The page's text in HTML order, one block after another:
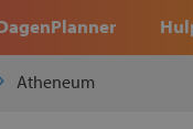
Atheneum